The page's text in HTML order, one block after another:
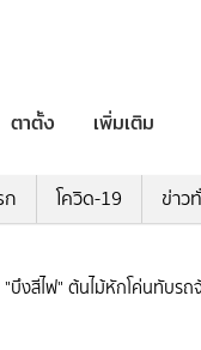
ตาตั้ง เพิ่มเติม
ก โควิด-19 ข่าว
บึงสีไฟ" ต้นไม้หักโค่นทับร